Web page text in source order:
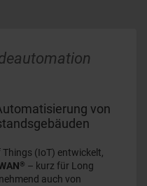
von
(IoT) entwickelt,
® – kurz für Long
auch von